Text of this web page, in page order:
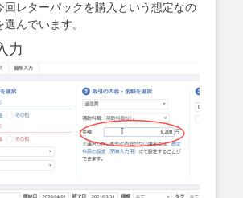
回レターパックを購入という想定なの
んでいます。
力